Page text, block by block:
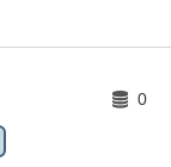
0